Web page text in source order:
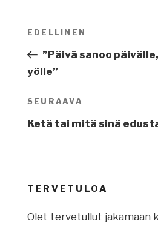
Artikkelien
Edellinen
artikkeli
EDELLINEN
”Päivä sanoo
yölle”
Seuraava
artikkeli
SEURAAVA
Ketä tai mitä sinä
TERVETULOA
Olet tervetullut jakamaan